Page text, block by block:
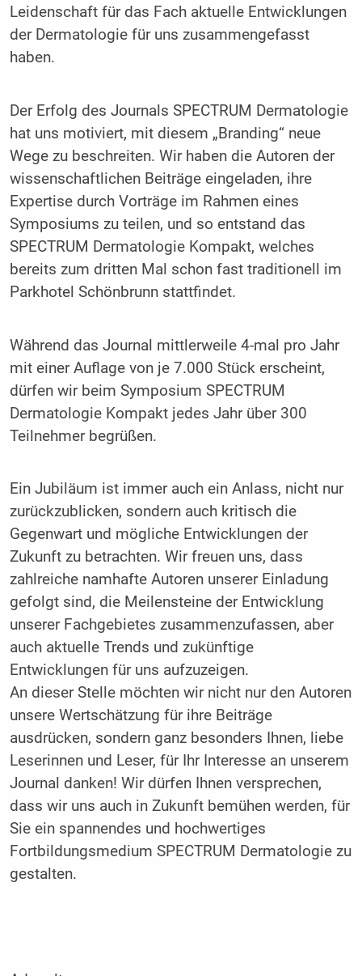
Leidenschaft für das Fach aktuelle Entwicklungen
der Dermatologie für uns zusammengefasst
haben.
Der Erfolg des Journals SPECTRUM­ Dermatologie
hat uns motiviert, mit diesem „Branding“ neue
Wege zu beschreiten. Wir haben die Autoren der
wissenschaftlichen Beiträge eingeladen, ­ihre
Expertise durch Vorträge im Rahmen eines
Symposiums zu teilen, und so entstand das
SPECTRUM ­Dermatologie Kompakt, welches
bereits zum dritten Mal schon fast traditionell im
Parkhotel Schönbrunn stattfindet.
Während das Journal mittlerweile 4-mal pro Jahr
mit einer Auflage von je 7.000 Stück erscheint,
dürfen wir beim Symposium SPECTRUM
Dermatologie Kompakt jedes Jahr über 300
Teilnehmer begrüßen.
Ein Jubiläum ist immer auch ein Anlass, nicht nur
zurückzublicken, sondern auch kritisch die
Gegenwart und mögliche Entwicklungen der
Zukunft zu betrachten. Wir freuen uns, dass
zahlreiche namhafte Autoren unserer Einladung
gefolgt sind, die Meilensteine der Entwicklung
unserer Fachgebietes zusammenzufassen, aber
auch aktuelle Trends und zukünftige
Entwicklungen für uns aufzuzeigen.
An dieser Stelle möchten wir nicht nur den Autoren
unsere Wertschätzung für ihre Beiträge
ausdrücken, sondern ganz besonders Ihnen, liebe
Leserinnen und Leser, für Ihr Interesse an unserem
Journal danken! Wir dürfen Ihnen versprechen,
dass wir uns auch in Zukunft bemühen werden, für
Sie ein spannendes und hochwertiges
Fortbildungs­medium SPECTRUM Dermatologie zu
gestalten.